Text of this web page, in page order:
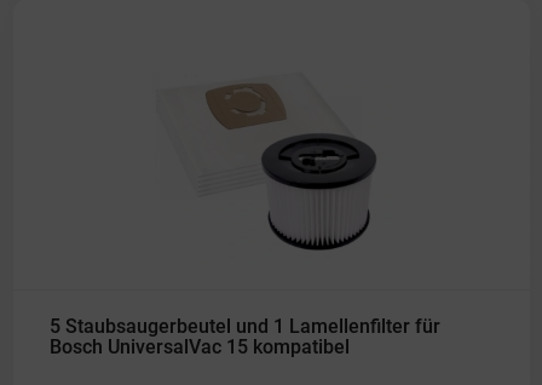
5 Staubsaugerbeutel und 1 Lamellenfilter für
Bosch UniversalVac 15 kompatibel